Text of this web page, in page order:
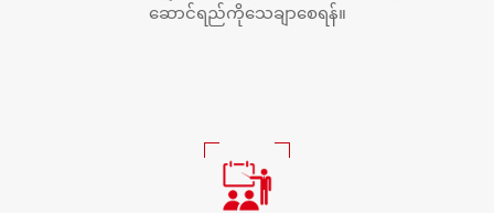
ဆောင်ရည်ကိုသေချာစေရန်။